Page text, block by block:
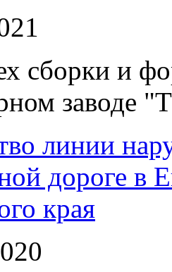
сборки и
заводе
линии
дороге в
края